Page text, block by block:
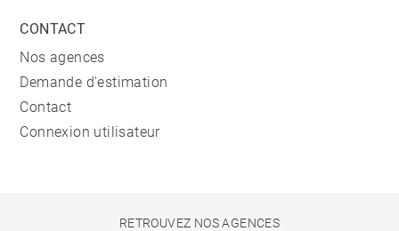
CONTACT
Nos agences
Demande d'estimation
Contact
Connexion utilisateur
RETROUVEZ NOS AGENCES